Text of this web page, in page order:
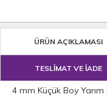
ÜRÜN AÇIKLAMASI
TESLİMAT VE İADE
4 mm Küçük Boy